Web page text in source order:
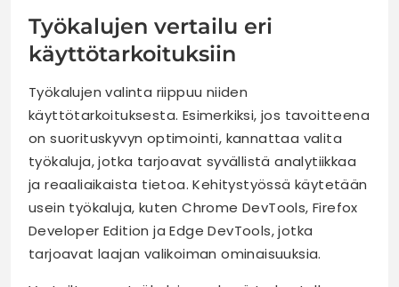
Työkalujen vertailu eri
käyttötarkoituksiin
Työkalujen valinta riippuu niiden
käyttötarkoituksesta. Esimerkiksi, jos tavoitteena
on suorituskyvyn optimointi, kannattaa valita
työkaluja, jotka tarjoavat syvällistä analytiikkaa
ja reaaliaikaista tietoa. Kehitystyössä käytetään
usein työkaluja, kuten Chrome DevTools, Firefox
Developer Edition ja Edge DevTools, jotka
tarjoavat laajan valikoiman ominaisuuksia.